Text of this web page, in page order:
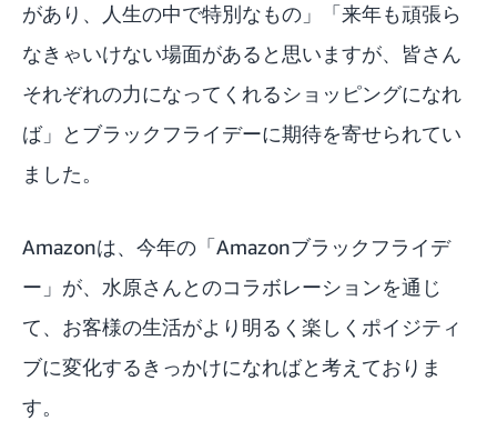
があり、人生の中で特別なもの」「来年も頑張ら
なきゃいけない場面があると思いますが、皆さん
それぞれの力になってくれるショッピングになれ
ば」とブラックフライデーに期待を寄せられてい
ました。
Amazonは、今年の「Amazonブラックフライデ
ー」が、水原さんとのコラボレーションを通じ
て、お客様の生活がより明るく楽しくポイジティ
ブに変化するきっかけになればと考えておりま
す。